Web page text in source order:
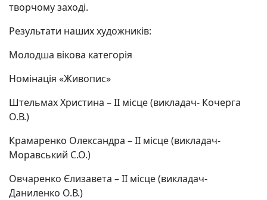
творчому заході.
Результати наших художників:
Молодша вікова категорія
Номінація «Живопис»
Штельмах Христина – ІІ місце (викладач- Кочерга
О.В.)
Крамаренко Олександра – ІІ місце (викладач-
Моравський С.О.)
Овчаренко Єлизавета – ІІ місце (викладач-
Даниленко О.В.)